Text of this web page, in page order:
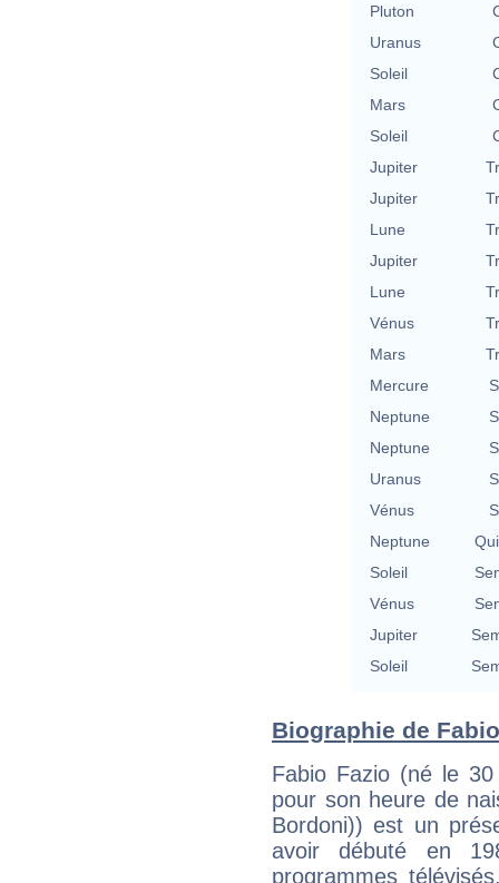
Pluton
Uranus
Soleil
Mars
Soleil
Jupiter
Jupiter
Lune
Jupiter
Lune
Vénus
Mars
Mercure
Neptune
Neptune
Uranus
Vénus
Neptune
Soleil
Vénus
Jupiter
Soleil
Biographie de
Fabio Fazio (né le
pour son heure de
Bordoni)) est un
avoir débuté en
programmes